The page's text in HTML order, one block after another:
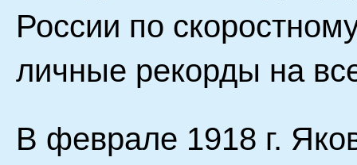
России по
личные рекорды на
В феврале 1918 г.